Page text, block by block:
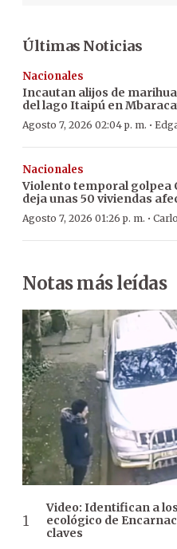
Últimas Noticias
Nacionales
Incautan alijos de
del lago Itaipú en
Agosto 7, 2026 02:04 p. m. ·
Nacionales
Violento temporal golpea
deja unas 50 viviendas
Agosto 7, 2026 01:26 p. m. ·
Notas más leídas
Video: Identifican a
ecológico de
claves